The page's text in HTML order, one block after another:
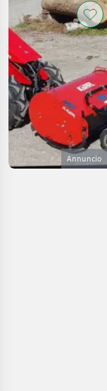
Annuncio